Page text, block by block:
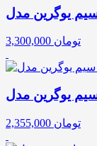
3,300,000 تومان
2,355,000 تومان